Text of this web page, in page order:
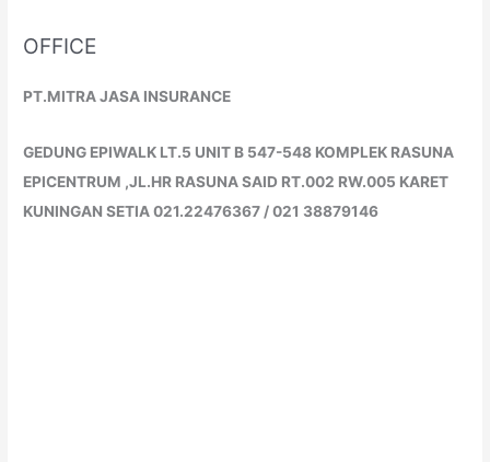
OFFICE
PT.MITRA JASA INSURANCE
GEDUNG EPIWALK LT.5 UNIT B 547-548 KOMPLEK RASUNA
EPICENTRUM ,JL.HR RASUNA SAID RT.002 RW.005 KARET
KUNINGAN SETIA 021.22476367 / 021 38879146